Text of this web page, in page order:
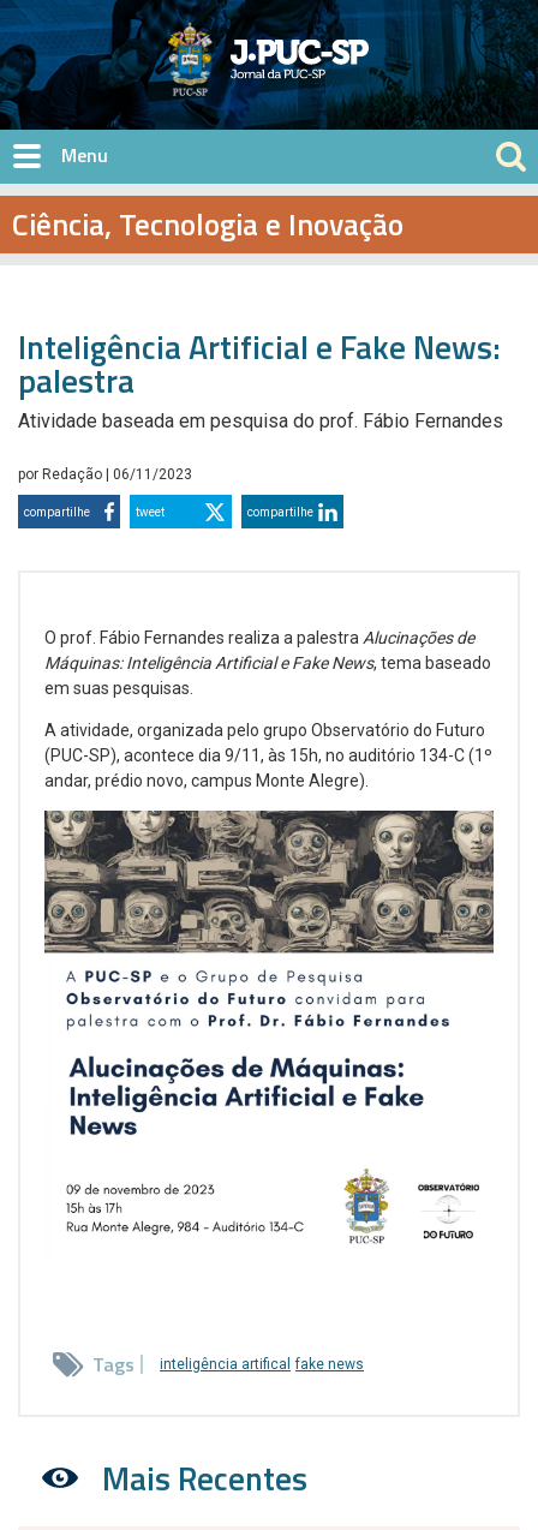
Pular para o conteúdo principal
Ciência, Tecnologia e Inovação
Inteligência Artificial e Fake News:
palestra
Atividade baseada em pesquisa do prof. Fábio Fernandes
por Redação | 06/11/2023
compartilhe tweet compartilhe
O prof. Fábio Fernandes realiza a palestra Alucinações de
Máquinas: Inteligência Artificial e Fake News, tema baseado
em suas pesquisas.
A atividade, organizada pelo grupo Observatório do Futuro
(PUC-SP), acontece dia 9/11, às 15h, no auditório 134-C (1º
andar, prédio novo, campus Monte Alegre).
Tags inteligência artifical fake news
Mais Recentes